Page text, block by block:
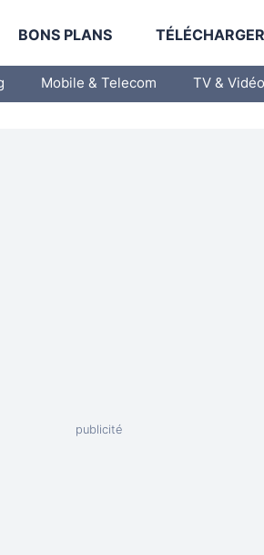
BONS PLANS
Mobile & Telecom TV & Vidéo